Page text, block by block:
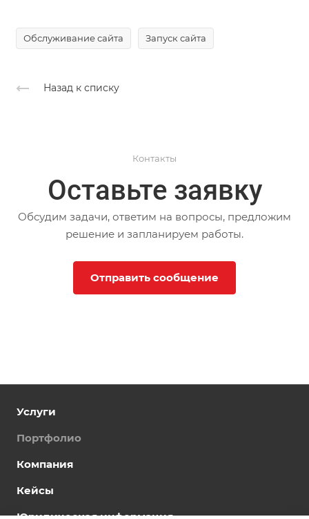
Обслуживание сайта Запуск сайта
Назад к списку
Контакты
Оставьте заявку
Обсудим задачи, ответим на вопросы, предложим
решение и запланируем работы.
Отправить сообщение
Услуги
Портфолио
Компания
Кейсы